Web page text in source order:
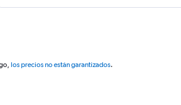
los precios no están garantizados.